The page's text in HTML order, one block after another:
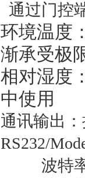
通过门控
环境温度
渐承受极
相对湿度
中使用
通讯输出
RS232/
波特